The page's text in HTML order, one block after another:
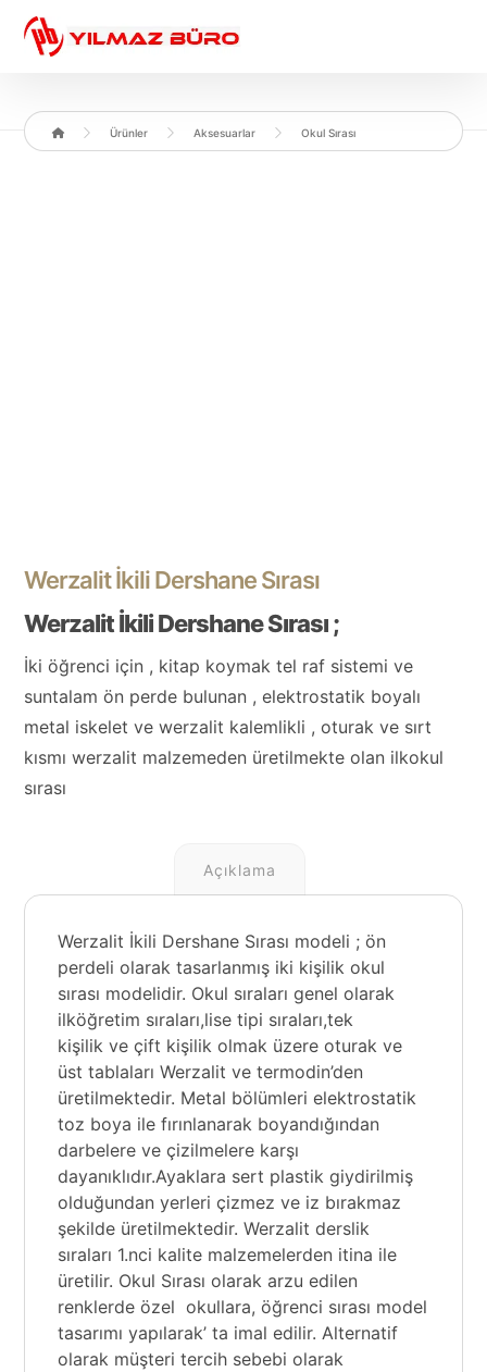
Ürünler Aksesuarlar Okul Sırası
Werzalit İkili Dershane Sırası
Werzalit İkili Dershane Sırası ;
İki öğrenci için , kitap koymak tel raf sistemi ve
suntalam ön perde bulunan , elektrostatik boyalı
metal iskelet ve werzalit kalemlikli , oturak ve sırt
kısmı werzalit malzemeden üretilmekte olan ilkokul
sırası
Açıklama
Werzalit İkili Dershane Sırası modeli ; ön
perdeli olarak tasarlanmış iki kişilik okul
sırası modelidir. Okul sıraları genel olarak
ilköğretim sıraları,lise tipi sıraları,tek
kişilikveçift kişilik olmak üzere oturak ve
üst tablaları Werzalit ve termodin’den
üretilmektedir. Metal bölümleri elektrostatik
toz boya ile fırınlanarak boyandığından
darbelere ve çizilmelere karşı
dayanıklıdır.Ayaklara sert plastik giydirilmiş
olduğundan yerleri çizmez ve iz bırakmaz
şekilde üretilmektedir. Werzalit derslik
sıraları 1.nci kalite malzemelerden itina ile
üretilir. Okul Sırası olarak arzu edilen
renklerde özel okullara, öğrenci sırası model
tasarımı yapılarak’ ta imal edilir. Alternatif
olarak müşteri tercih sebebi olarak